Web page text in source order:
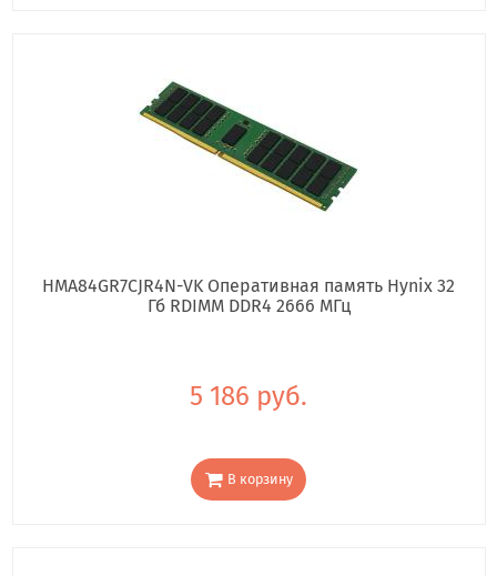
HMA84GR7CJR4N-VK Оперативная память Hynix 32
Гб RDIMM DDR4 2666 МГц
5 186 руб.
В корзину